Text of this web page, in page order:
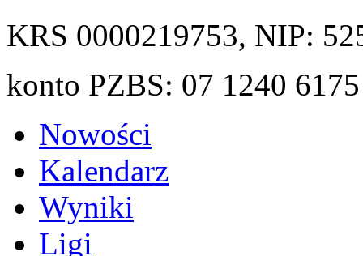
KRS 0000219753, NIP:
konto PZBS: 07 1240
Nowości
Kalendarz
Wyniki
Ligi